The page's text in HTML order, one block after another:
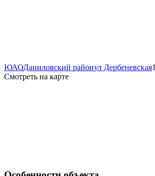
ЮАОДаниловский районул Дербеневская1
Смотреть на карте